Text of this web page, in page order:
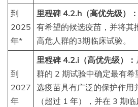
到
2025
年*
里程碑 4.2.h（高优先级）：
有希望的候选疫苗，并将其
高危人群的3期临床试验。
到
2027
年
里程碑 4.2.i（高优先级）：
群的 2 期试验中确定最有
选疫苗具有广泛的保护作用
（超过 1 年），并在 3 期